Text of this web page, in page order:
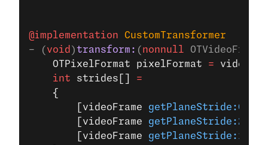
@implementation CustomTransformer
- ( void )transform: ( nonnull OTVideoFrame
    OTPixelFormat pixelFormat
=
    int
strides[] =
    {
        [videoFrame
getPlaneStride:0
        [videoFrame
getPlaneStride:2
        [videoFrame
getPlaneStride:1